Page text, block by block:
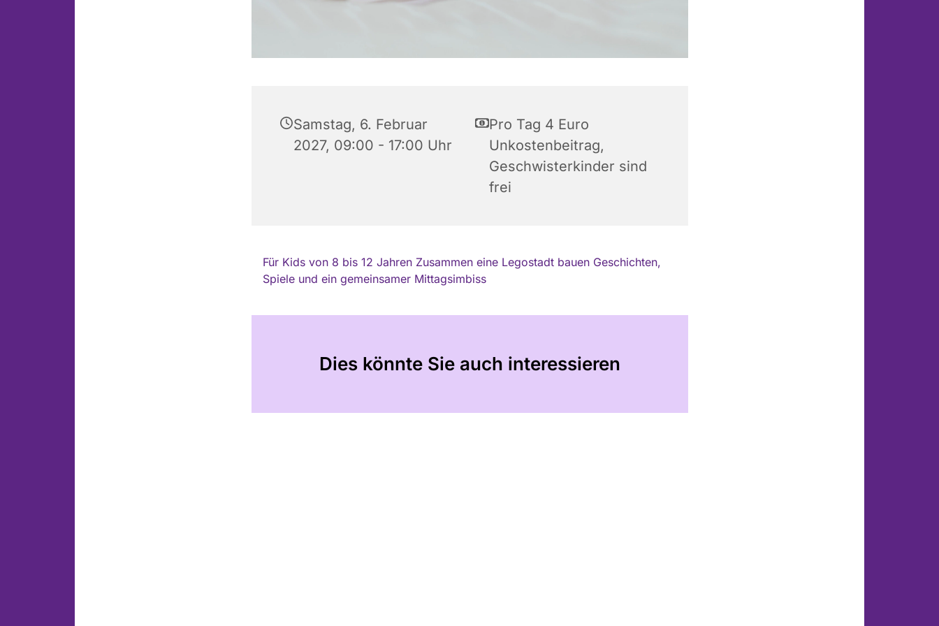
Samstag, 6. Februar
2027, 09:00 - 17:00 Uhr
Pro Tag 4 Euro
Unkostenbeitrag,
Geschwisterkinder sind
frei
Für Kids von 8 bis 12 Jahren Zusammen eine Legostadt bauen Geschichten,
Spiele und ein gemeinsamer Mittagsimbiss
Dies könnte Sie auch interessieren